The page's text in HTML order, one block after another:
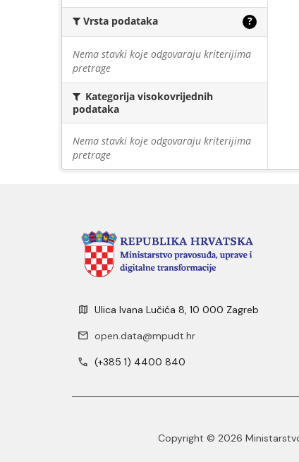
Vrsta podataka ?
Nema stavki koje odgovaraju kriterijima
pretrage
Kategorija visokovrijednih
podataka
Nema stavki koje odgovaraju kriterijima
pretrage